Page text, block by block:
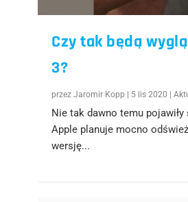
Czy tak będą
3?
przezJaromir Kopp 5 lis 2020 |
Nie tak dawno temu
Apple planuje mocno
wersję...